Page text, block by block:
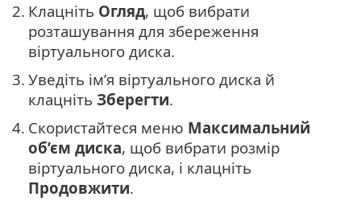
2. Клацніть Огляд, щоб вибрати
розташування для збереження
віртуального диска.
3. Уведіть ім’я віртуального диска й
клацніть Зберегти.
4. Скористайтеся меню Максимальний
об’єм диска, щоб вибрати розмір
віртуального диска, і клацніть
Продовжити.